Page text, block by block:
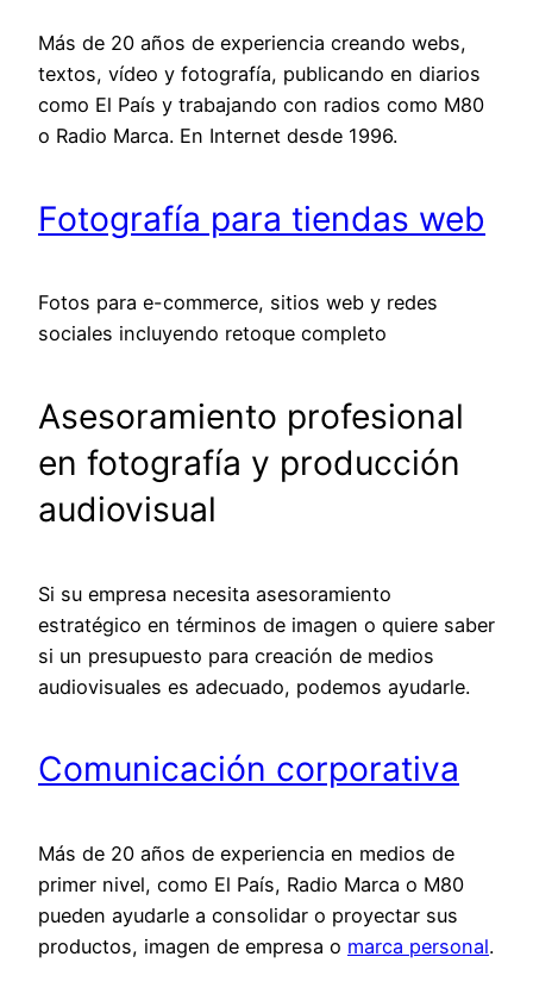
Más de 20 años de experiencia creando webs,
textos, vídeo y fotografía, publicando en diarios
como El País y trabajando con radios como M80
o Radio Marca. En Internet desde 1996.
Fotografía para tiendas web
Fotos para e-commerce, sitios web y redes
sociales incluyendo retoque completo
Asesoramiento profesional
en fotografía y producción
audiovisual
Si su empresa necesita asesoramiento
estratégico en términos de imagen o quiere saber
si un presupuesto para creación de medios
audiovisuales es adecuado, podemos ayudarle.
Comunicación corporativa
Más de 20 años de experiencia en medios de
primer nivel, como El País, Radio Marca o M80
pueden ayudarle a consolidar o proyectar sus
productos, imagen de empresa o marca personal.